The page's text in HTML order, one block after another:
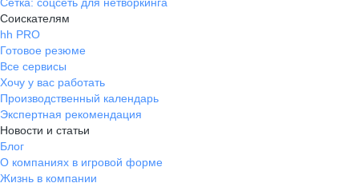
Соискателям
hh PRO
Готовое резюме
Все сервисы
Хочу у вас работать
Производственный календарь
Экспертная рекомендация
Новости и статьи
Блог
О компаниях в игровой форме
Жизнь в компании